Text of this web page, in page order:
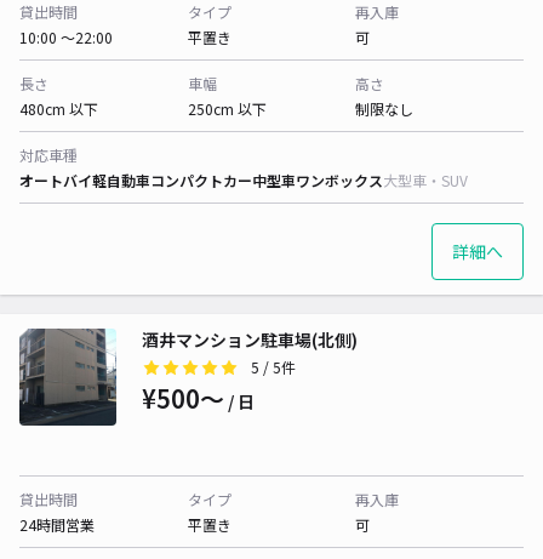
貸出時間
10:00 〜22:00
タイプ
平置き
再入庫
可
長さ
480cm 以下
車幅
250cm 以下
高さ
制限なし
対応車種
オートバイ軽自動車コンパクトカー中型車ワンボックス大型車・SUV
詳細へ
酒井マンション駐車場(北側)
5 / 5件
¥500〜 / 日
貸出時間
24時間営業
タイプ
平置き
再入庫
可